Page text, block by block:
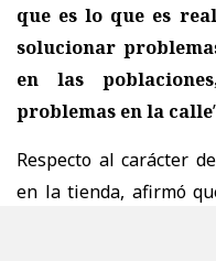
que es lo que es
solucionar
en las
problemas en la calle
Respecto al carácter
en la tienda, afirmó